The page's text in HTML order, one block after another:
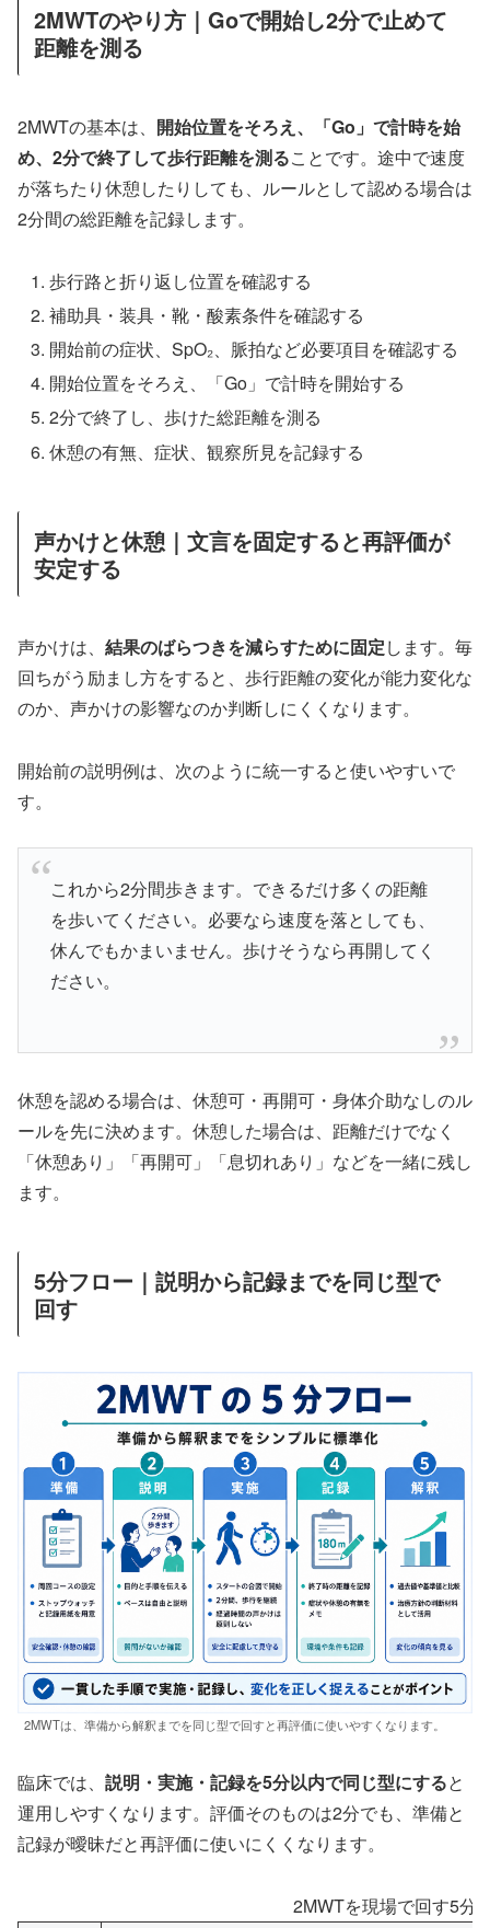
2MWTのやり方｜Goで開始し2分で止めて
距離を測る
2MWTの基本は、 開始位置をそろえ、「Go」で計時を始
め、2分で終了して歩行距離を測ることです。途中で速度
が落ちたり休憩したりしても、ルールとして認める場合は
2分間の総距離を記録します。
歩行路と折り返し位置を確認する
補助具・装具・靴・酸素条件を確認する
開始前の症状、SpO₂、脈拍など必要項目を確認する
開始位置をそろえ、「Go」で計時を開始する
2分で終了し、歩けた総距離を測る
休憩の有無、症状、観察所見を記録する
声かけと休憩｜文言を固定すると再評価が
安定する
声かけは、 結果のばらつきを減らすために固定します。毎
回ちがう励まし方をすると、歩行距離の変化が能力変化な
のか、声かけの影響なのか判断しにくくなります。
開始前の説明例は、次のように統一すると使いやすいで
す。
これから2分間歩きます。できるだけ多くの距離
を歩いてください。必要なら速度を落としても、
休んでもかまいません。歩けそうなら再開してく
ださい。
休憩を認める場合は、休憩可・再開可・身体介助なしのル
ールを先に決めます。休憩した場合は、距離だけでなく
「休憩あり」「再開可」「息切れあり」などを一緒に残し
ます。
5分フロー｜説明から記録までを同じ型で
回す
2MWTは、準備から解釈までを同じ型で回すと再評価に使いやすくなります。
臨床では、 説明・実施・記録を5分以内で同じ型にすると
運用しやすくなります。評価そのものは2分でも、準備と
記録が曖昧だと再評価に使いにくくなります。
2MWTを現場で回す5分